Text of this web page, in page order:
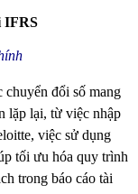
IFRS
đổi số mang
lặp lại, từ việc nhập
việc sử dụng
tối ưu hóa quy trình
trong báo cáo tài